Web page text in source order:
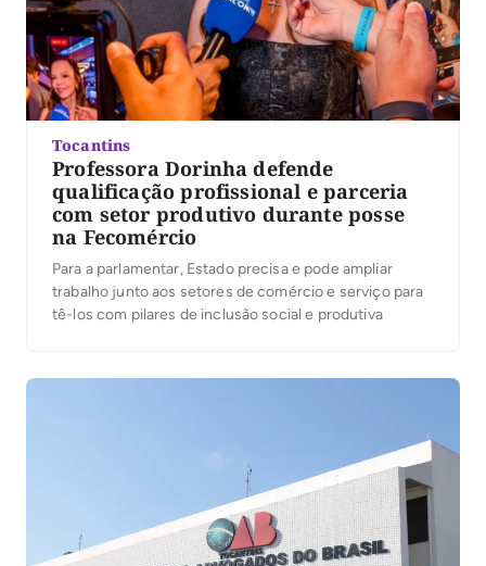
Tocantins
Professora Dorinha defende
qualificação profissional e parceria
com setor produtivo durante posse
na Fecomércio
Para a parlamentar, Estado precisa e pode ampliar
trabalho junto aos setores de comércio e serviço para
tê-los com pilares de inclusão social e produtiva